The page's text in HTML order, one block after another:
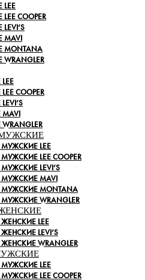
COOPER
COOPER
LEE
LEE COOPER
LEVI’S
MAVI
MONTANA
WRANGLER
LEE
LEVI’S
WRANGLER
LEE
LEE COOPER